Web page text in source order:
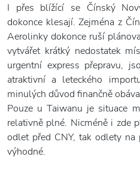
I přes blížící se Čínský
dokonce klesají. Zejména z
Aerolinky dokonce ruší
vytvářet krátký nedostatek
urgentní express přepravu,
atraktivní a leteckého
minulých důvod finančně
Pouze u Taiwanu je situace
relativně plné. Nicméně i zde
odlet před CNY, tak odlety na
výhodné.